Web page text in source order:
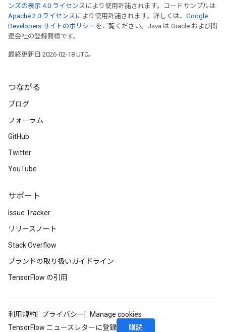
ンズの表示 4.0 ライセンス により使用許諾されます。コードサンプルは
Apache 2.0 ライセンス により使用許諾されます。詳しくは、 Google
Developers サイトのポリシー をご覧ください。Java は Oracle および関
連会社の登録商標です。
最終更新日 2026-02-18 UTC。
つながる
ブログ
フォーラム
GitHub
Twitter
YouTube
サポート
Issue Tracker
リリースノート
Stack Overflow
ブランドの取り扱いガイドライン
TensorFlow の引用
利用規約 プライバシー
Manage cookies
TensorFlow ニュースレターに登録
購読